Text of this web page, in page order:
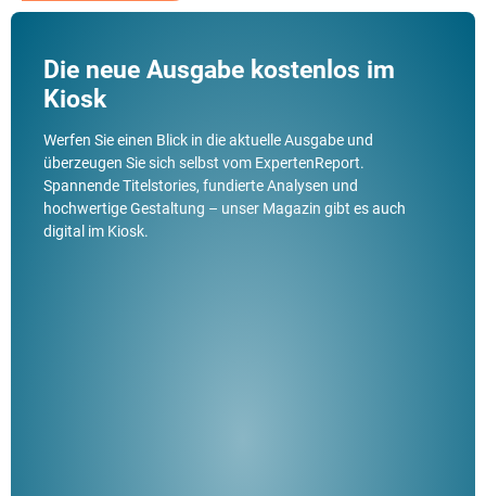
Die neue Ausgabe kostenlos im
Kiosk
Werfen Sie einen Blick in die aktuelle Ausgabe und
überzeugen Sie sich selbst vom ExpertenReport.
Spannende Titelstories, fundierte Analysen und
hochwertige Gestaltung – unser Magazin gibt es auch
digital im Kiosk.